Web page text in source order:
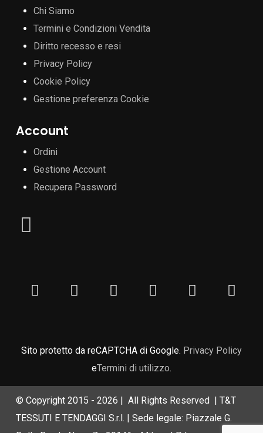
Chi Siamo
Termini e Condizioni Vendita
Diritto recesso e resi
Privacy Policy
Cookie Policy
Gestione preferenza Cookie
Account
Ordini
Gestione Account
Recupera Password
Sito protetto da reCAPTCHA di Google. Privacy Policy
eTermini di utilizzo.
© Copyright 2015 - 2026 | All Rights Reserved | T&T
TESSUTI E TENDAGGI S.r.l. | Sede legale: Piazzale G.